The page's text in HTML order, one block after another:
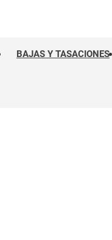
BAJAS Y TASACIONES